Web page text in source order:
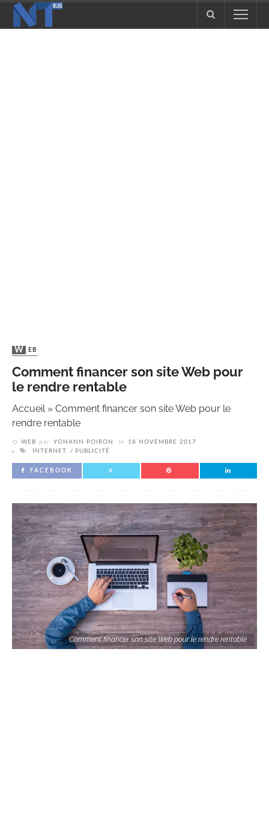
WEB
Comment financer son site Web pour
le rendre rentable
Accueil» Comment financer son site Web pour le
rendre rentable
WEB par YOHANN POIRON le
18 NOVEMBRE 2017
INTERNET
PUBLICITÉ
FACEBOOK
Comment financer son site Web pour le rendre rentable